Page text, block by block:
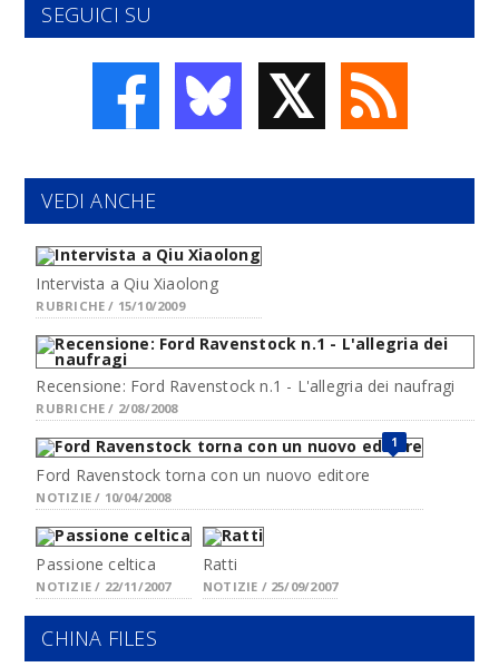
SEGUICI SU
𝕏
VEDI ANCHE
Intervista a Qiu Xiaolong
RUBRICHE / 15/10/2009
Recensione: Ford Ravenstock n.1 - L'allegria dei naufragi
RUBRICHE / 2/08/2008
1
Ford Ravenstock torna con un nuovo editore
NOTIZIE / 10/04/2008
Passione celtica
NOTIZIE / 22/11/2007
Ratti
NOTIZIE / 25/09/2007
CHINA FILES